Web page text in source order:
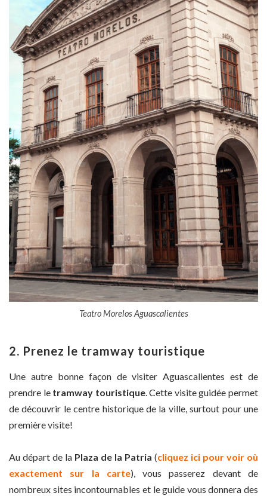
Teatro Morelos Aguascalientes
2. Prenez le tramway touristique
Une autre bonne façon de visiter Aguascalientes est de
prendre le tramway touristique. Cette visite guidée permet
de découvrir le centre historique de la ville, surtout pour une
première visite!
Au départ de la Plaza de la Patria (cliquez ici pour voir où
exactement sur la carte), vous passerez devant de
nombreux sites incontournables et le guide vous donnera des